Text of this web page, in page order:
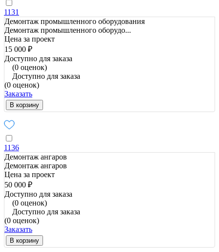
1131
Демонтаж промышленного оборудования
Демонтаж промышленного оборудо...
Цена за проект
15 000 ₽
Доступно для заказа
(0 оценок)
Доступно для заказа
(0 оценок)
Заказать
В корзину
1136
Демонтаж ангаров
Демонтаж ангаров
Цена за проект
50 000 ₽
Доступно для заказа
(0 оценок)
Доступно для заказа
(0 оценок)
Заказать
В корзину